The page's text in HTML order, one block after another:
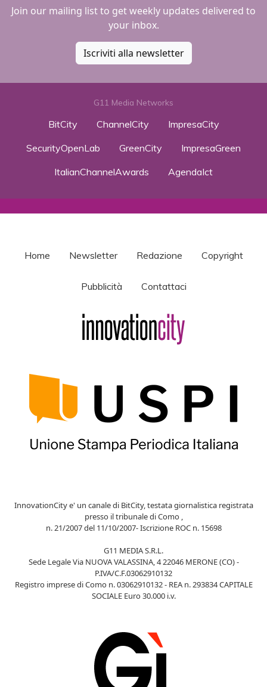
Join our mailing list to get weekly updates delivered to
your inbox.
Iscriviti alla newsletter
G11 Media Networks
BitCity ChannelCity
ImpresaCity
SecurityOpenLab
GreenCity
ImpresaGreen
ItalianChannelAwards
AgendaIct
Home Newsletter Redazione Copyright
Pubblicità Contattaci
InnovationCity e' un canale di BitCity, testata giornalistica registrata
presso il tribunale di Como ,
n. 21/2007 del 11/10/2007- Iscrizione ROC n. 15698
G11 MEDIA S.R.L.
Sede Legale Via NUOVA VALASSINA, 4 22046 MERONE (CO) -
P.IVA/C.F.03062910132
Registro imprese di Como n. 03062910132 - REA n. 293834 CAPITALE
SOCIALE Euro 30.000 i.v.